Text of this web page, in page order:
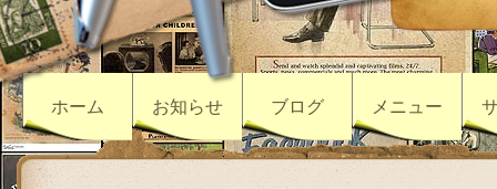
ホーム お知らせ ブログ メニュー